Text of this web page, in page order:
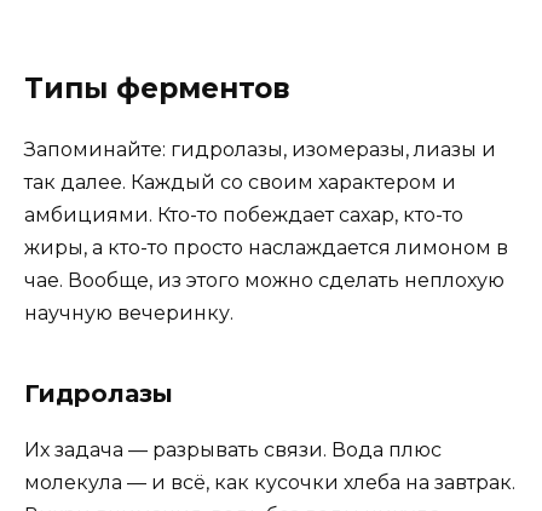
Типы ферментов
Запоминайте: гидролазы, изомеразы, лиазы и
так далее. Каждый со своим характером и
амбициями. Кто-то побеждает сахар, кто-то
жиры, а кто-то просто наслаждается лимоном в
чае. Вообще, из этого можно сделать неплохую
научную вечеринку.
Гидролазы
Их задача — разрывать связи. Вода плюс
молекула — и всё, как кусочки хлеба на завтрак.